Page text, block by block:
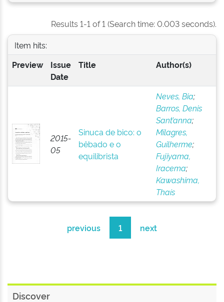
Results 1-1 of 1 (Search time: 0.003 seconds).
Item hits:
Preview
Issue
Date
Title Author(s)
2015-
05
Sinuca de bico: o
bêbado e o
equilibrista
Neves, Bia;
Barros, Denis
Sant’anna;
Milagres,
Guilherme;
Fujiyama,
Iracema;
Kawashima,
Thaís
previous 1 next
Discover